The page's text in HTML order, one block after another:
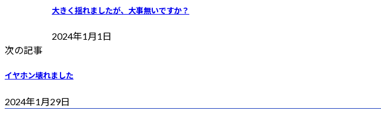
大きく揺れましたが、大事無いですか？
2024年1月1日
次の記事
イヤホン壊れました
2024年1月29日